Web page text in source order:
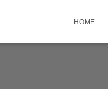
HOME